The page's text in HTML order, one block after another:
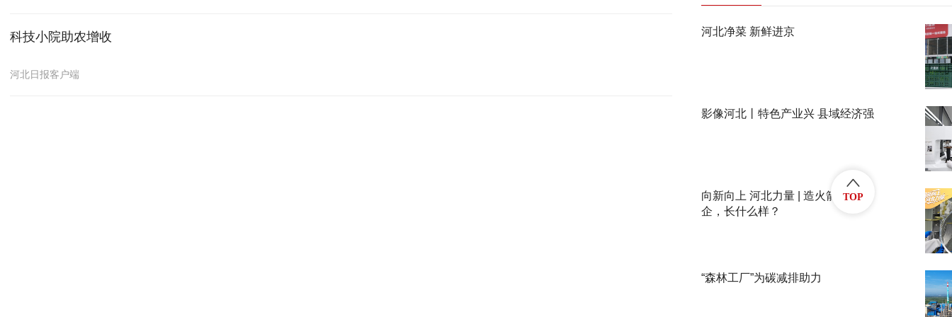
科技小院助农增收
河北日报客户端
河北净菜 新鲜进京
影像河北丨特色产业兴 县域经济强
向新向上 河北力量 | 造火箭的民
企，长什么样？
“森林工厂”为碳减排助力
TOP